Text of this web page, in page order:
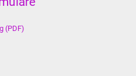
Schulentwicklung Bizet
Sanierung Hallenbad
(PDF)